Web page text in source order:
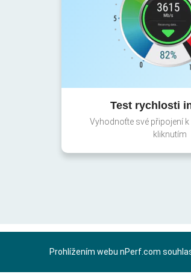
Test rychlosti
Vyhodnoťte své připojení k
kliknutím
Prohlížením webu nPerf.com